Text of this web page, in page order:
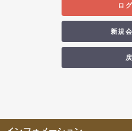
ロ
新規